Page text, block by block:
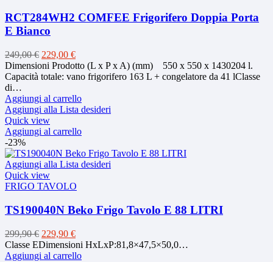
nella
del
possono
scelte
pagina
del
prodotto
RCT284WH2 COMFEE Frigorifero Doppia Porta
E Bianco
249,00€ Il
prezzo
originale
249,00 €.
229,00 €Il
prezzo
attuale
229,00 €.
Dimensioni Prodotto (L x P x A) (mm) 550 x 550 x 1430204 l.
Capacità totale: vano frigorifero 163 L + congelatore da 41 lClasse
di…
Aggiungi al carrello
Aggiungi alla Lista desideri
Quick view
Aggiungi al carrello
-23%
Aggiungi alla Lista desideri
Quick view
FRIGO TAVOLO
TS190040N Beko Frigo Tavolo E 88 LITRI
299,90€ Il
prezzo
originale
229,90 €Il
prezzo
attuale
Classe EDimensioni HxLxP:81,8×47,5×50,0…
Aggiungi al carrello